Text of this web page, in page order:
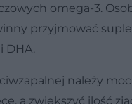
omega-3.
przyjmować
DHA.
należy
a zwiększyć ilość